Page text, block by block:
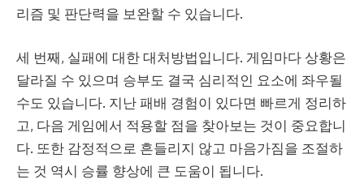
리즘 및 판단력을 보완할 수 있습니다.
세 번째, 실패에 대한 대처방법입니다. 게임마다 상황은
달라질 수 있으며 승부도 결국 심리적인 요소에 좌우될
수도 있습니다. 지난 패배 경험이 있다면 빠르게 정리하
고, 다음 게임에서 적용할 점을 찾아보는 것이 중요합니
다. 또한 감정적으로 흔들리지 않고 마음가짐을 조절하
는 것 역시 승률 향상에 큰 도움이 됩니다.